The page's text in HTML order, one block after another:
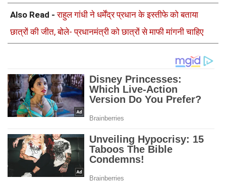
Also Read -राहुल गांधी ने धर्मेंद्र प्रधान के इस्तीफे को बताया
छात्रों की जीत, बोले- प्रधानमंत्री को छात्रों से माफी मांगनी चाहिए